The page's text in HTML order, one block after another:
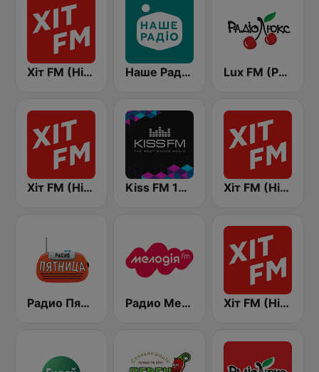
Хіт FM (Hit FM) Наше Радио (Nashe Radio) 107.9 Lux FM (Pадіо Люкс)
Хіт FM (Hit FM) - Top Kiss FM 106.5 (Кисc ФМ) Хіт FM (Hit FM) - Best
Радио Пятница (Pyatnica) Радио Мелодия (Radio Melodia) Хіт FM (Hit FM) - Ukr